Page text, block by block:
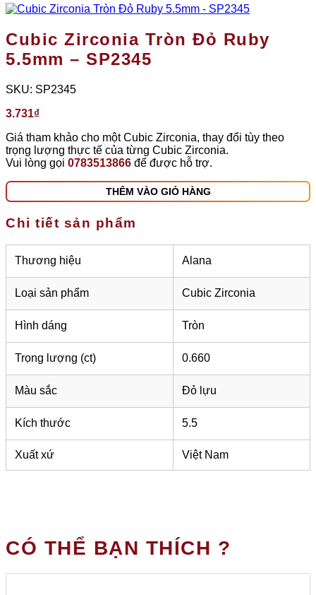
Cubic Zirconia Tròn Đỏ Ruby
5.5mm – SP2345
SKU: SP2345
3.731₫
Giá tham khảo cho một Cubic Zirconia, thay đổi tùy theo
trọng lượng thực tế của từng Cubic Zirconia.
Vui lòng gọi 0783513866 để được hỗ trợ.
THÊM VÀO GIỎ HÀNG
Chi tiết sản phẩm
Thương hiệu Alana
Loại sản phẩm Cubic Zirconia
Hình dáng Tròn
Trọng lượng (ct) 0.660
Màu sắc Đỏ lựu
Kích thước 5.5
Xuất xứ Việt Nam
CÓ THỂ BẠN THÍCH ?